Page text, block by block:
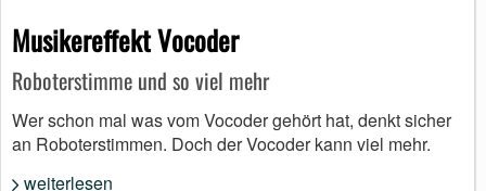
Musikereffekt Vocoder
Roboterstimme und so viel mehr
Wer schon mal was vom Vocoder gehört hat, denkt sicher
an Roboterstimmen. Doch der Vocoder kann viel mehr.
weiterlesen